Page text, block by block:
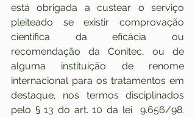
está obrigada a custear o serviço
pleiteado se existir comprovação
científica da eficácia ou
recomendação da Conitec, ou de
alguma instituição de renome
internacional para os tratamentos em
destaque, nos termos disciplinados
pelo § 13 do art. 10 da lei  9.656/98.